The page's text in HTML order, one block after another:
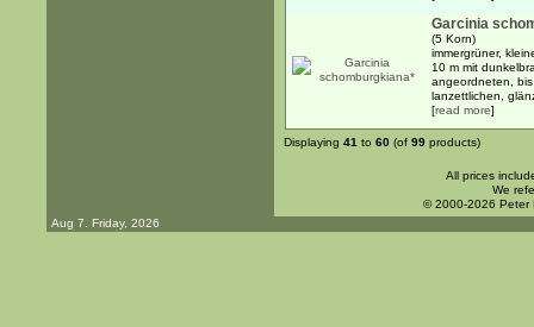
Garcinia
(5 Korn)
immergrüner,
10 m mit
angeordneten,
lanzettlichen,
[read more]
Displaying 41 to 60 (of 99 products)
All prices
We
© 2000-2026 Peter
Aug 7. Friday, 2026